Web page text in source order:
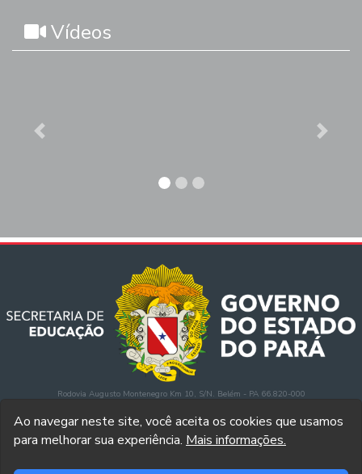
Vídeos
Previous Next
Rodovia Augusto Montenegro Km 10, S/N. Belém - PA 66.820-000
(91) 3201-5162
Atendimento ao Público:
Ao navegar neste site, você aceita os cookies que usamos
para melhorar sua experiência. Mais informações.